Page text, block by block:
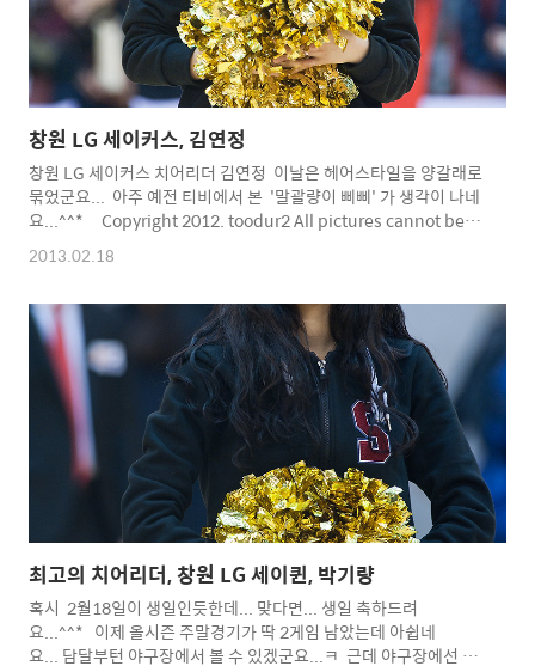
창원 LG 세이커스, 김연정
창원 LG 세이커스 치어리더 김연정 이날은 헤어스타일을 양갈래로
묶었군요... 아주 예전 티비에서 본 '말괄량이 삐삐' 가 생각이 나네
요...^^* Copyright 2012. toodur2 All pictures cannot be
copied without permission. Copyright 2012.
toodur2 All pictures cannot be copied without
2013.02.18
최고의 치어리더, 창원 LG 세이퀸, 박기량
혹시 2월18일이 생일인듯한데... 맞다면... 생일 축하드려
요...^^* 이제 올시즌 주말경기가 딱 2게임 남았는데 아쉽네
요... 담달부턴 야구장에서 볼 수 있겠군요...ㅋ 근데 야구장에선 아